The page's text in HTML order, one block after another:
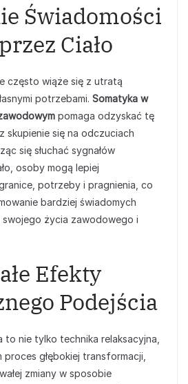
Świadomości
Ciało
często wiąże się z utratą
potrzebami. Somatyka w
pomaga odzyskać tę
skupienie się na odczuciach
się słuchać sygnałów
osoby mogą lepiej
potrzeby i pragnienia, co
bardziej świadomych
życia zawodowego i
Efekty
Podejścia
to nie tylko technika relaksacyjna,
głębokiej transformacji,
zmiany w sposobie